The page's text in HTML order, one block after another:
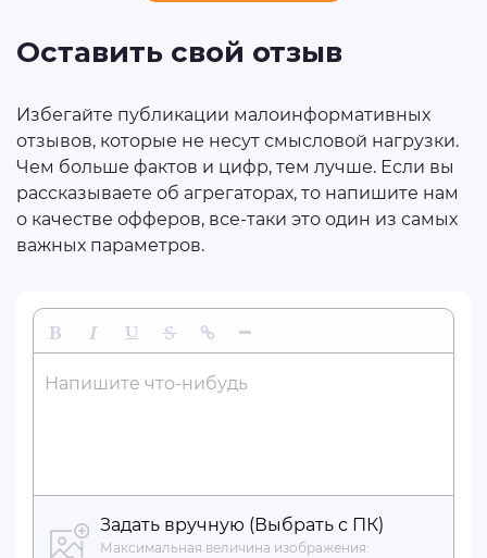
Оставить свой отзыв
Избегайте публикации малоинформативных
отзывов, которые не несут смысловой нагрузки.
Чем больше фактов и цифр, тем лучше. Если вы
рассказываете об агрегаторах, то напишите нам
о качестве офферов, все-таки это один из самых
важных параметров.
Напишите что-нибудь
Задать вручную (Выбрать с ПК)
Максимальная величина изображения: